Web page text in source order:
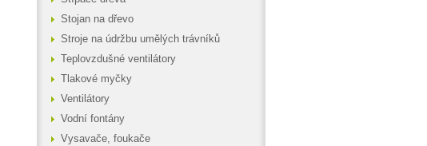
Stojan na dřevo
Stroje na údržbu umělých trávníků
Teplovzdušné ventilátory
Tlakové myčky
Ventilátory
Vodní fontány
Vysavače, foukače